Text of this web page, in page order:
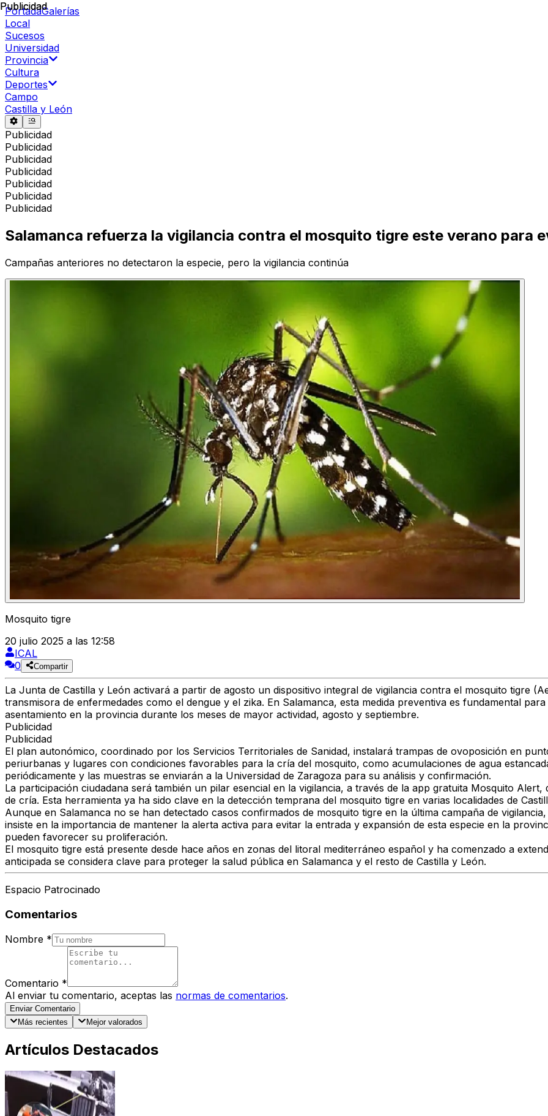
PortadaGalerías
Local
Sucesos
Universidad
Provincia
Cultura
Deportes
Campo
Castilla y León
Publicidad
Publicidad
Publicidad
Publicidad
Publicidad
Publicidad
Publicidad
Publicidad
Salamanca refuerza la vigilancia contra el mosquito tigre este verano para
Campañas anteriores no detectaron la especie, pero la vigilancia continúa
Mosquito tigre
20 julio 2025 a las 12:58
ICAL
0
Compartir
La Junta de Castilla y León activará a partir de agosto un dispositivo integral de vigilancia contra el mosquito tigre
transmisora de enfermedades como el dengue y el zika. En Salamanca, esta medida preventiva es fundamental
asentamiento en la provincia durante los meses de mayor actividad, agosto y septiembre.
Publicidad
Publicidad
El plan autonómico, coordinado por los Servicios Territoriales de Sanidad, instalará trampas de ovoposición en
periurbanas y lugares con condiciones favorables para la cría del mosquito, como acumulaciones de agua
periódicamente y las muestras se enviarán a la Universidad de Zaragoza para su análisis y confirmación.
La participación ciudadana será también un pilar esencial en la vigilancia, a través de la app gratuita Mosquito
de cría. Esta herramienta ya ha sido clave en la detección temprana del mosquito tigre en varias localidades de
Aunque en Salamanca no se han detectado casos confirmados de mosquito tigre en la última campaña de
insiste en la importancia de mantener la alerta activa para evitar la entrada y expansión de esta especie en la
pueden favorecer su proliferación.
El mosquito tigre está presente desde hace años en zonas del litoral mediterráneo español y ha comenzado a
anticipada se considera clave para proteger la salud pública en Salamanca y el resto de Castilla y León.
Espacio Patrocinado
Comentarios
Nombre *
Comentario *
Al enviar tu comentario, aceptas las normas de comentarios.
Enviar Comentario
Más recientes
Mejor valorados
Artículos Destacados
Publicidad